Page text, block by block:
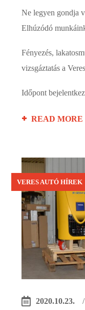
Ne legyen gondja
Elhúzódó
Fényezés,
vizsgáztatás a
Időpont
READ MORE
VERES AUTÓ HÍREK
2020.10.23.